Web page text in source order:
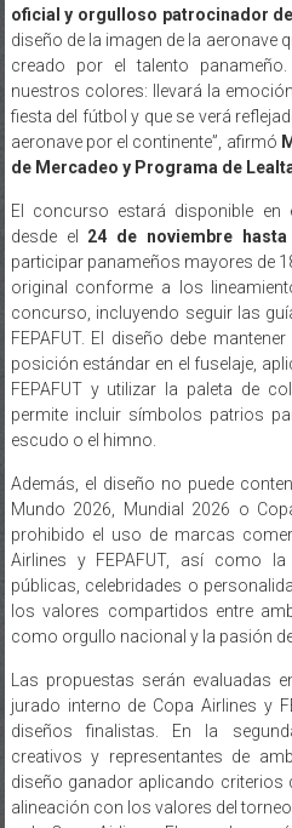
oficial y orgulloso patrocinador
diseño de la imagen de la aeronave
creado por el talento
nuestros colores: llevará la
fiesta del fútbol y que se verá
aeronave por el continente”, afirmó
de Mercadeo y Programa de
El concurso estará disponible en
desde el 24 de noviembre
participar panameños mayores de
original conforme a los
concurso, incluyendo seguir las
FEPAFUT. El diseño debe
posición estándar en el fuselaje,
FEPAFUT y utilizar la paleta de
permite incluir símbolos patrios
escudo o el himno.
Además, el diseño no puede
Mundo 2026, Mundial 2026 o
prohibido el uso de marcas
Airlines y FEPAFUT, así como
públicas, celebridades o
los valores compartidos entre
como orgullo nacional y la pasión
Las propuestas serán evaluadas
jurado interno de Copa Airlines y
diseños finalistas. En la
creativos y representantes de
diseño ganador aplicando criterios
alineación con los valores del